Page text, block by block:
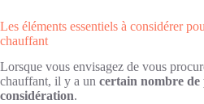
Les éléments essentiels à considérer
chauffant
Lorsque vous envisagez de vous
chauffant, il y a un certain nombre
considération.